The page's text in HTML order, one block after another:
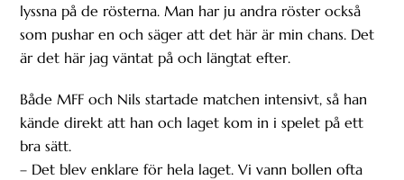
lyssna på de rösterna. Man har ju andra röster också
som pushar en och säger att det här är min chans. Det
är det här jag väntat på och längtat efter.
Både MFF och Nils startade matchen intensivt, så han
kände direkt att han och laget kom in i spelet på ett
bra sätt.
– Det blev enklare för hela laget. Vi vann bollen ofta